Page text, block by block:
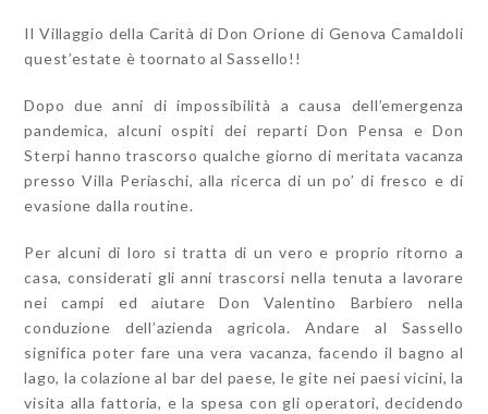
Il Villaggio della Carità di Don Orione di Genova Camaldoli
quest’estate è toornato al Sassello!!
Dopo due anni di impossibilità a causa dell’emergenza
pandemica, alcuni ospiti dei reparti Don Pensa e Don
Sterpi hanno trascorso qualche giorno di meritata vacanza
presso Villa Periaschi, alla ricerca di un po’ di fresco e di
evasione dalla routine.
Per alcuni di loro si tratta di un vero e proprio ritorno a
casa, considerati gli anni trascorsi nella tenuta a lavorare
nei campi ed aiutare Don Valentino Barbiero nella
conduzione dell’azienda agricola. Andare al Sassello
significa poter fare una vera vacanza, facendo il bagno al
lago, la colazione al bar del paese, le gite nei paesi vicini, la
visita alla fattoria, e la spesa con gli operatori, decidendo